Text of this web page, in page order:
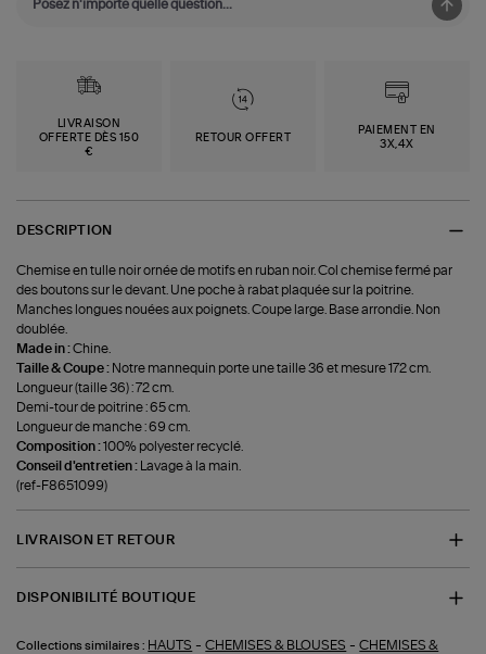
LIVRAISON
OFFERTE DÈS 150
€
RETOUR OFFERT
PAIEMENT EN
3X,4X
DESCRIPTION
Chemise en tulle noir ornée de motifs en ruban noir. Col chemise fermé par
des boutons sur le devant. Une poche à rabat plaquée sur la poitrine.
Manches longues nouées aux poignets. Coupe large. Base arrondie. Non
doublée.
Made in :Chine.
Taille & Coupe : Notre mannequin porte une taille 36 et mesure 172 cm.
Longueur (taille 36) : 72 cm.
Demi-tour de poitrine : 65 cm.
Longueur de manche : 69 cm.
Composition :100% polyester recyclé.
Conseil d'entretien :
Lavage à la main.
(ref-F8651099)
LIVRAISON ET RETOUR
DISPONIBILITÉ BOUTIQUE
Collections similaires : HAUTS -CHEMISES & BLOUSES -CHEMISES &